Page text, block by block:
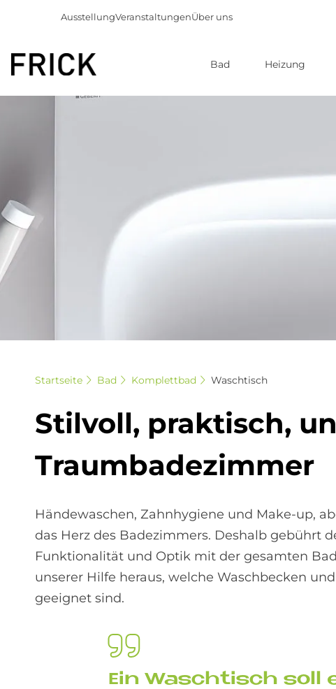
AusstellungVeranstaltungenÜber uns
Bad Heizung
Startseite Bad Komplettbad Waschtisch
Stil­voll, prak­tisch,
Traum­ba­de­zim­mer
Händewaschen, Zahnhygiene und Make-up,
das Herz des Badezimmers. Deshalb gebührt
Funktionalität und Optik mit der gesamten
unserer Hilfe heraus, welche Waschbecken
geeignet sind.
Ein Wasch­tisch soll